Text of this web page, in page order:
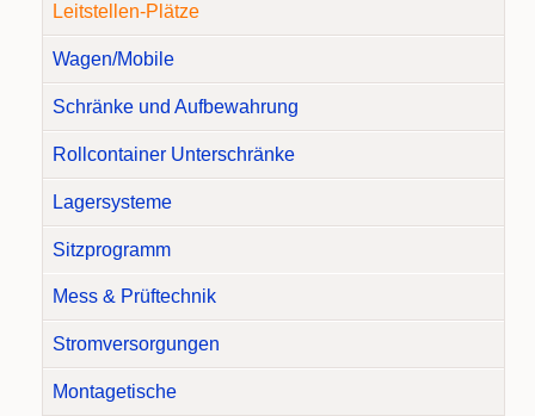
Leitstellen-Plätze
Wagen/Mobile
Schränke und Aufbewahrung
Rollcontainer Unterschränke
Lagersysteme
Sitzprogramm
Mess & Prüftechnik
Stromversorgungen
Montagetische